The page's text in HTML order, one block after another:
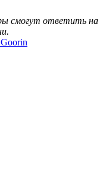
смогут ответить на